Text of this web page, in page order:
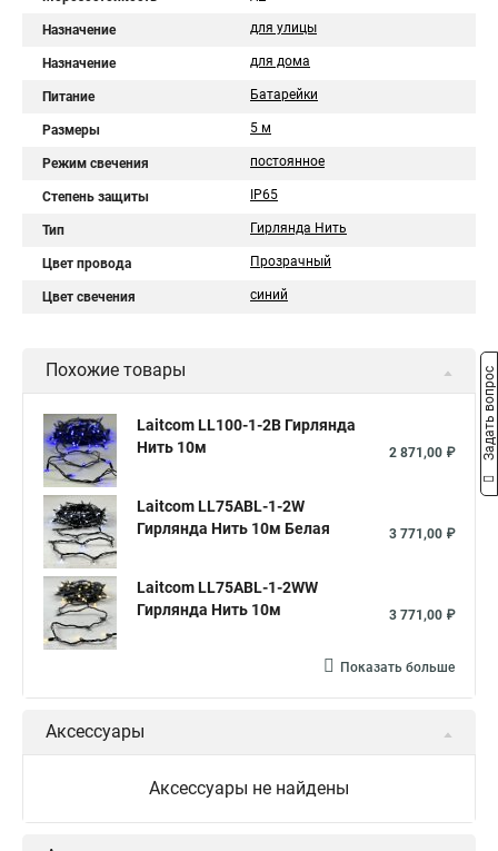
Назначение для улицы
Назначение для дома
Питание Батарейки
Размеры 5 м
Режим свечения постоянное
Степень защиты IP65
Тип Гирлянда Нить
Цвет провода Прозрачный
Цвет свечения синий
Похожие товары
Laitcom LL100-1-2B Гирлянда
Нить 10м
2 871,00 ₽
Laitcom LL75ABL-1-2W
Гирлянда Нить 10м Белая
3 771,00 ₽
Laitcom LL75ABL-1-2WW
Гирлянда Нить 10м
3 771,00 ₽
Показать больше
Аксессуары
Аксессуары не найдены
Задать вопрос